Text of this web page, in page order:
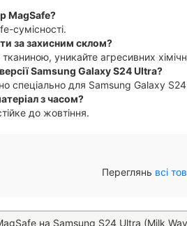
MagSafe?
сумісності.
за захисним склом?
уникайте агресивних
Samsung Galaxy S24 Ultra?
спеціально для Samsung Galaxy
з часом?
до жовтіння.
Переглянь всі
на Samsung S24 Ultra (Milk